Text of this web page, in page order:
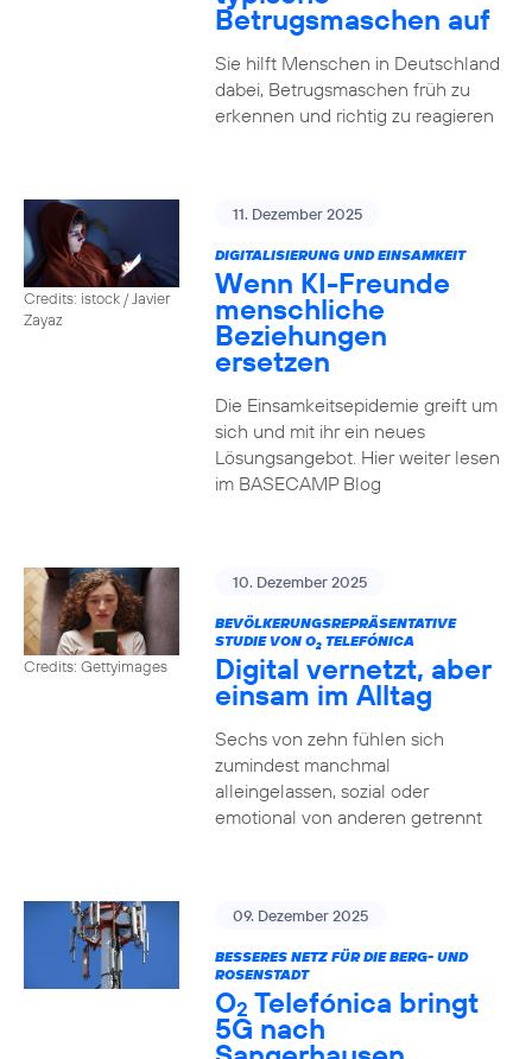
Betrugsmaschen auf
Sie hilft Menschen in Deutschland
dabei, Betrugsmaschen früh zu
erkennen und richtig zu reagieren
Credits: istock / Javier
Zayaz
11. Dezember 2025
DIGITALISIERUNG UND EINSAMKEIT
Wenn KI-Freunde
menschliche
Beziehungen
ersetzen
Die Einsamkeitsepidemie greift um
sich und mit ihr ein neues
Lösungsangebot. Hier weiter lesen
im BASECAMP Blog
Credits: Gettyimages
10. Dezember 2025
BEVÖLKERUNGSREPRÄSENTATIVE
STUDIE VON O2TELEFÓNICA
Digital vernetzt, aber
einsam im Alltag
Sechs von zehn fühlen sich
zumindest manchmal
alleingelassen, sozial oder
emotional von anderen getrennt
09. Dezember 2025
BESSERES NETZ FÜR DIE BERG- UND
ROSENSTADT
O2 Telefónica bringt
5G nach